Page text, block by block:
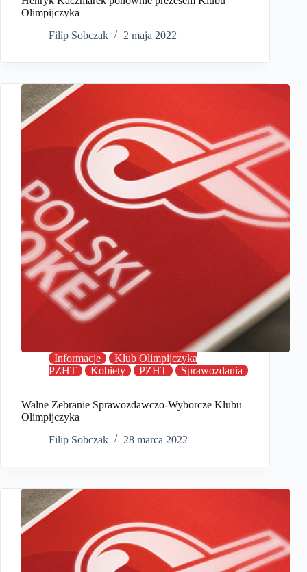
Olimpijczyka
Filip Sobczak
2 maja 2022
Informacje
Klub Olimpijczyka
PZHT
Kobiety PZHT Sprawozdania
Walne Zebranie Sprawozdawczo-Wyborcze Klubu
Olimpijczyka
Filip Sobczak
28 marca 2022